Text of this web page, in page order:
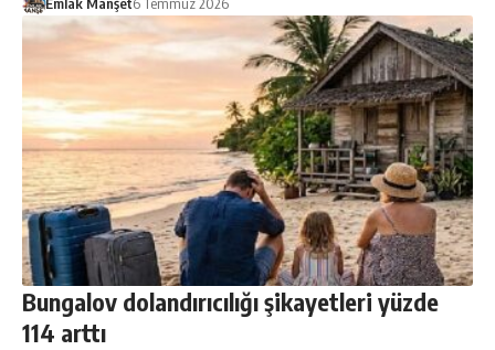
Emlak Manşet6 Temmuz 2026
Bungalov dolandırıcılığı şikayetleri yüzde
114 arttı